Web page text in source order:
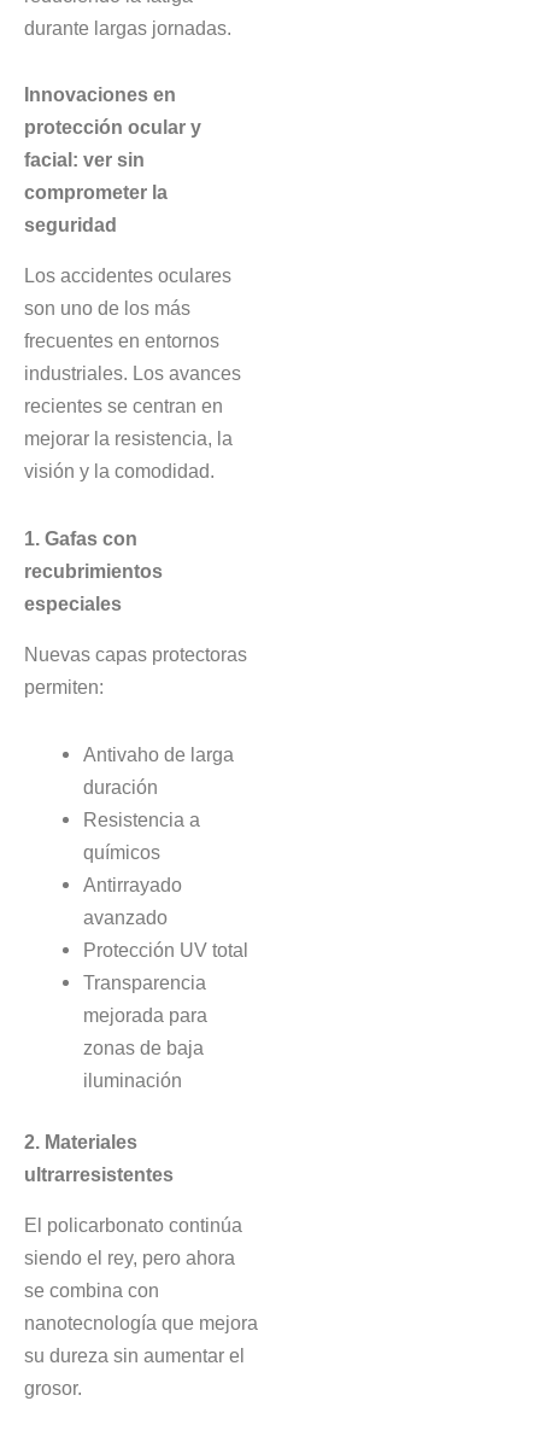
durante largas jornadas.
Innovaciones en
protección ocular y
facial: ver sin
comprometer la
seguridad
Los accidentes oculares
son uno de los más
frecuentes en entornos
industriales. Los avances
recientes se centran en
mejorar la resistencia, la
visión y la comodidad.
1. Gafas con
recubrimientos
especiales
Nuevas capas protectoras
permiten:
Antivaho de larga
duración
Resistencia a
químicos
Antirrayado
avanzado
Protección UV total
Transparencia
mejorada para
zonas de baja
iluminación
2. Materiales
ultrarresistentes
El policarbonato continúa
siendo el rey, pero ahora
se combina con
nanotecnología que mejora
su dureza sin aumentar el
grosor.